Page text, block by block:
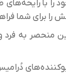
را با
را برای شما
منحصر به